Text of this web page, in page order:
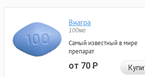
Виагра
100мг
Самый известный в мире
препарат
от 70Р